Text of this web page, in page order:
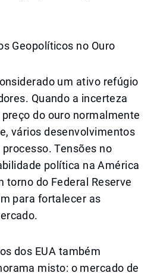
Geopolíticos no Ouro
um ativo refúgio
Quando a incerteza
do ouro normalmente
vários desenvolvimentos
Tensões no
política na América
torno do Federal Reserve
para fortalecer as
dos EUA também
misto: o mercado de